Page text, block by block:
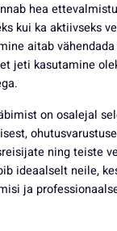
hea
kui ka aktiivseks
aitab
jeti kasutamine
on osalejal
ning teiste
ideaalselt neile,
ja